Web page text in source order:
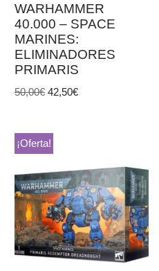
WARHAMMER
40.000 – SPACE
MARINES:
ELIMINADORES
PRIMARIS
50,00€ 42,50€
¡Oferta!